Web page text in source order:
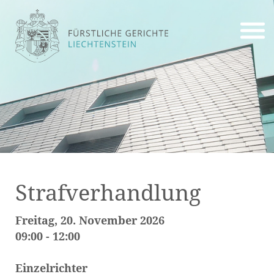
Strafverhandlung
Freitag, 20. November 2026
09:00 - 12:00
Einzelrichter